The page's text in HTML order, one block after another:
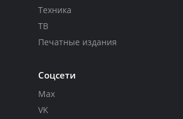
Техника
ТВ
Печатные издания
Соцсети
Max
VK